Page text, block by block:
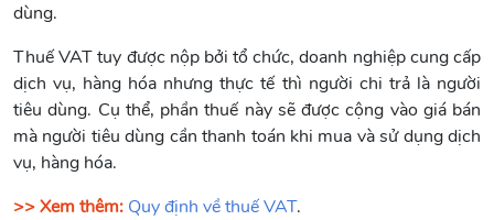
dùng.
Thuế VAT tuy được nộp bởi tổ chức, doanh nghiệp cung cấp
dịch vụ, hàng hóa nhưng thực tế thì người chi trả là người
tiêu dùng. Cụ thể, phần thuế này sẽ được cộng vào giá bán
mà người tiêu dùng cần thanh toán khi mua và sử dụng dịch
vụ, hàng hóa.
>> Xem thêm: Quy định về thuế VAT.